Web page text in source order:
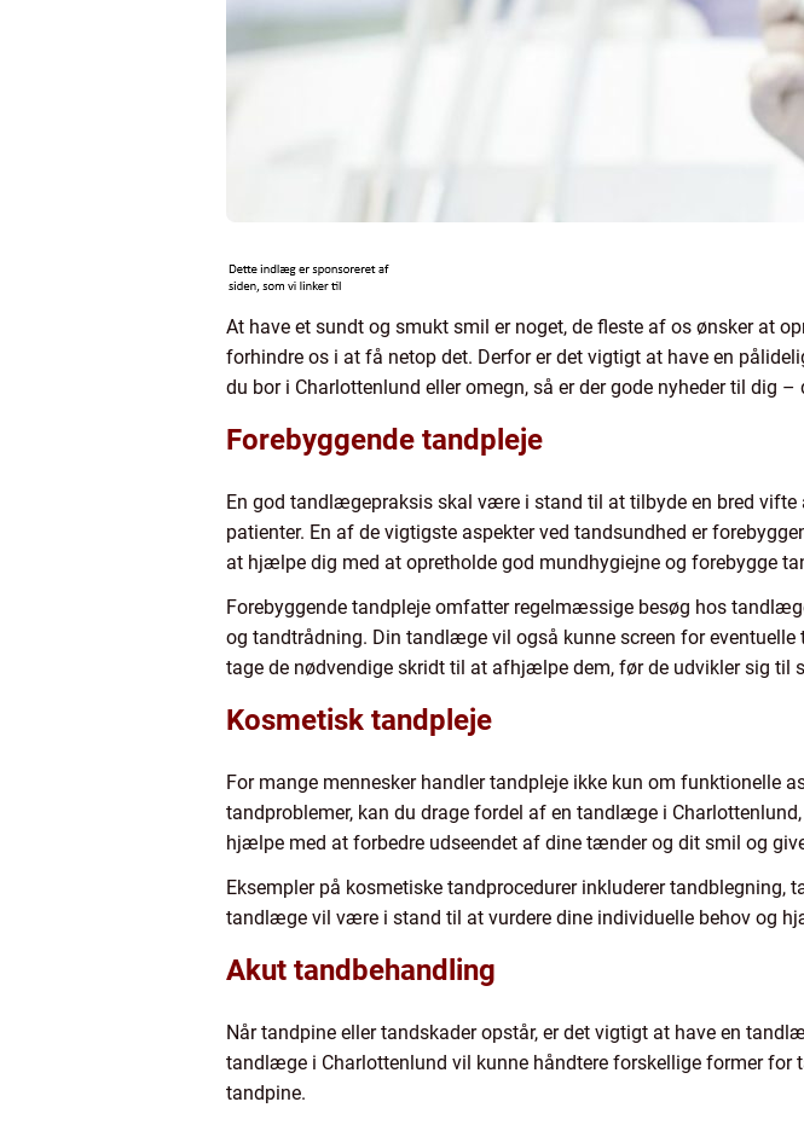
At have et sundt og smukt smil er noget, de fleste af os ønsker at
forhindre os i at få netop det. Derfor er det vigtigt at have en
du bor i Charlottenlund eller omegn, så er der gode nyheder til dig
Forebyggende tandpleje
En god tandlægepraksis skal være i stand til at tilbyde en bred
patienter. En af de vigtigste aspekter ved tandsundhed er
at hjælpe dig med at opretholde god mundhygiejne og forebygge
Forebyggende tandpleje omfatter regelmæssige besøg hos
og tandtrådning. Din tandlæge vil også kunne screen for
tage de nødvendige skridt til at afhjælpe dem, før de udvikler sig til
Kosmetisk tandpleje
For mange mennesker handler tandpleje ikke kun om funktionelle
tandproblemer, kan du drage fordel af en tandlæge i
hjælpe med at forbedre udseendet af dine tænder og dit smil og
Eksempler på kosmetiske tandprocedurer inkluderer
tandlæge vil være i stand til at vurdere dine individuelle behov og
Akut tandbehandling
Når tandpine eller tandskader opstår, er det vigtigt at have en
tandlæge i Charlottenlund vil kunne håndtere forskellige former
tandpine.